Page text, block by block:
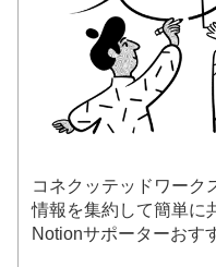
コネクッテッドワーク
情報を集約して簡単に
Notionサポーターおす